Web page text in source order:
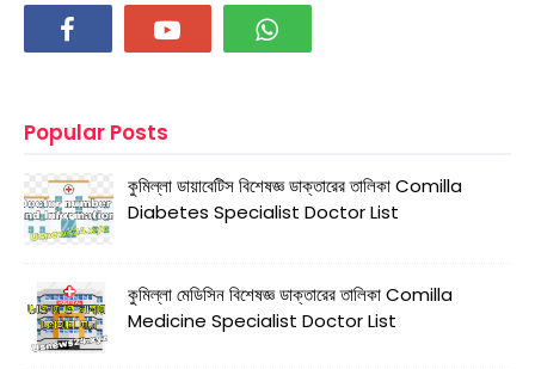
Popular Posts
কুমিল্লা ডায়াবেটিস বিশেষজ্ঞ ডাক্তারের তালিকা Comilla
Diabetes Specialist Doctor List
কুমিল্লা মেডিসিন বিশেষজ্ঞ ডাক্তারের তালিকা Comilla
Medicine Specialist Doctor List